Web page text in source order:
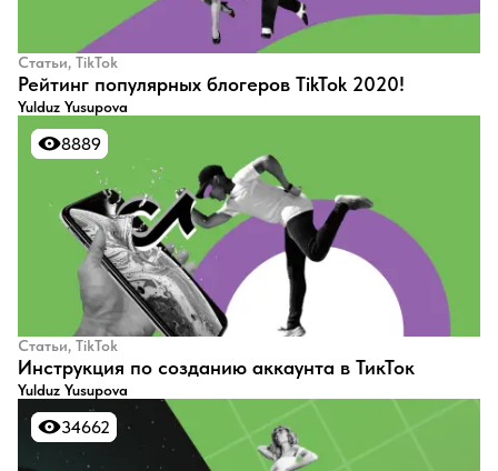
Статьи, TikTok
Рейтинг популярных блогеров TikTok 2020!
Yulduz Yusupova
8889
8889
Статьи, TikTok
Инструкция по созданию аккаунта в ТикТок
Yulduz Yusupova
34662
34662